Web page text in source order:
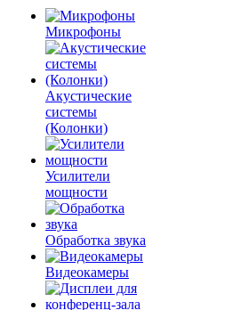
Микрофоны
Акустические
системы
(Колонки)
Усилители
мощности
Обработка звука
Видеокамеры